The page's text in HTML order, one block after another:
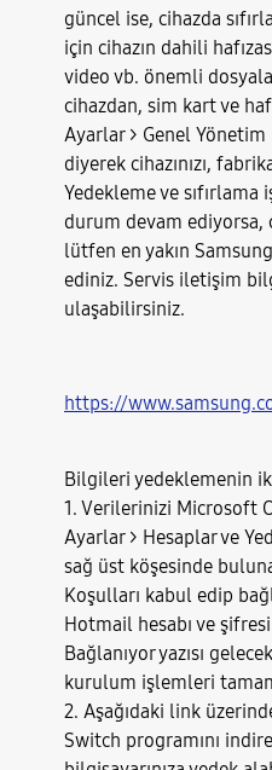
güncel ise, cihazda
için cihazın dahili
video vb. önemli
cihazdan, sim kart ve
Ayarlar > Genel Yönetim
diyerek cihazınızı,
Yedekleme ve
durum devam ediyorsa,
lütfen en yakın
ediniz. Servis iletişim
ulaşabilirsiniz.
https://
Bilgileri yedeklemenin
1. Verilerinizi Microsoft
Ayarlar > Hesaplar ve
sağ üst köşesinde
Koşulları kabul edip
Hotmail hesabı ve
Bağlanıyor yazısı
kurulum işlemleri
2. Aşağıdaki link
Switch programını